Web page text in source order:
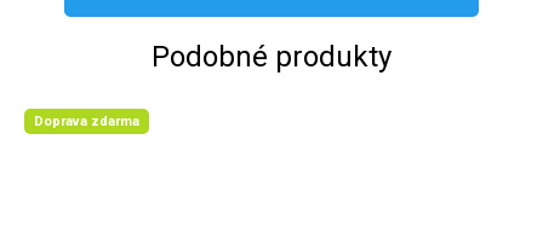
Podobné produkty
Doprava zdarma